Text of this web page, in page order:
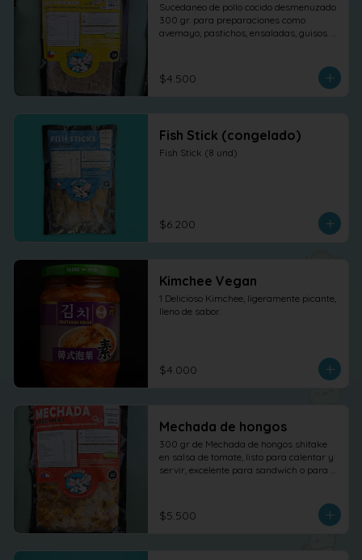
Sucedaneo de pollo cocido desmenuzado
300 gr. para preparaciones como
avemayo, pastichos, ensaladas, guisos.
$4.500
Fish Stick (congelado)
Fish Stick (8 und)
$6.200
Kimchee Vegan
1 Delicioso Kimchee, ligeramente picante,
lleno de sabor.
$4.000
Mechada de hongos
300 gr de Mechada de hongos shitake
en salsa de tomate, listo para calentar y
servir, excelente para sandwich o para
$5.500